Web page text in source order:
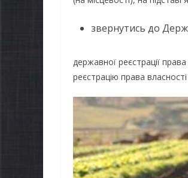
звернутись до
державної реєстрації
реєстрацію права